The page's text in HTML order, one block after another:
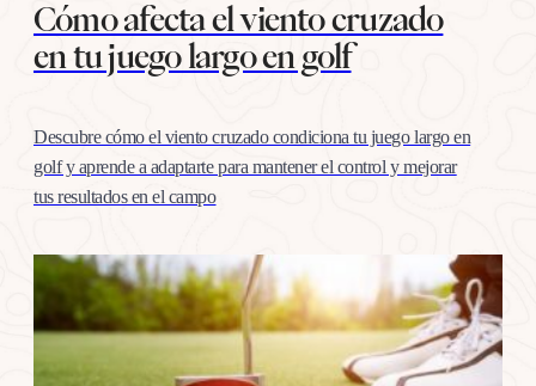
Cómo afecta el viento cruzado
en tu juego largo en golf
Descubre cómo el viento cruzado condiciona tu juego largo en
golf y aprende a adaptarte para mantener el control y mejorar
tus resultados en el campo